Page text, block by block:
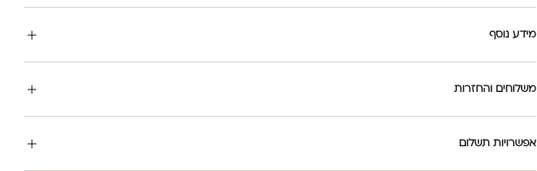
מידע נוסף
משלוחים והחזרות
אפשרויות תשלום